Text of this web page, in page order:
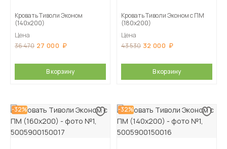
Кровать Тиволи Эконом
(140х200)
Цена
36 470 27 000
В корзину
Кровать Тиволи Эконом с ПМ
(180х200)
Цена
43 530 32 000
В корзину
-32% -32%